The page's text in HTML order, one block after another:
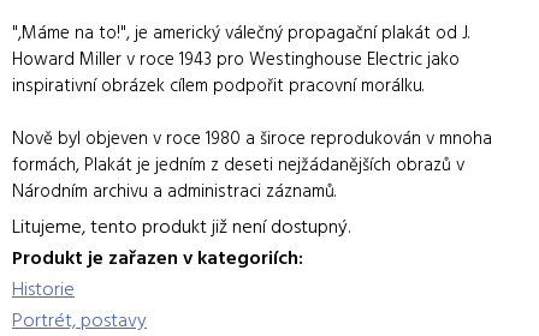
",Máme na to!", je americký válečný propagační plakát od J.
Howard Miller v roce 1943 pro Westinghouse Electric jako
inspirativní obrázek cílem podpořit pracovní morálku.
Nově byl objeven v roce 1980 a široce reprodukován v mnoha
formách, Plakát je jedním z deseti nejžádanějších obrazů v
Národním archivu a administraci záznamů.
Litujeme, tento produkt již není dostupný.
Produkt je zařazen v kategoriích:
Historie
Portrét, postavy